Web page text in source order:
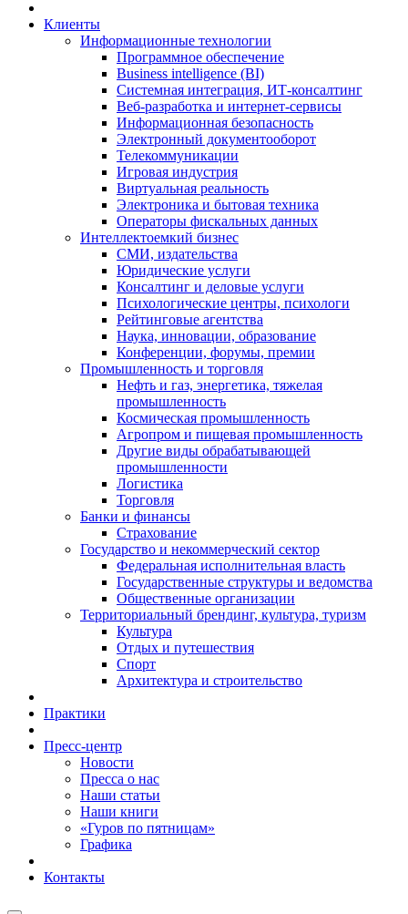
Клиенты
Информационные технологии
Программное обеспечение
Business intelligence (BI)
Системная интеграция, ИТ-консалтинг
Веб-разработка и интернет-сервисы
Информационная безопасность
Электронный документооборот
Телекоммуникации
Игровая индустрия
Виртуальная реальность
Электроника и бытовая техника
Операторы фискальных данных
Интеллектоемкий бизнес
СМИ, издательства
Юридические услуги
Консалтинг и деловые услуги
Психологические центры, психологи
Рейтинговые агентства
Наука, инновации, образование
Конференции, форумы, премии
Промышленность и торговля
Нефть и газ, энергетика, тяжелая
промышленность
Космическая промышленность
Агропром и пищевая промышленность
Другие виды обрабатывающей
промышленности
Логистика
Торговля
Банки и финансы
Страхование
Государство и некоммерческий сектор
Федеральная исполнительная власть
Государственные структуры и ведомства
Общественные организации
Территориальный брендинг, культура, туризм
Культура
Отдых и путешествия
Спорт
Архитектура и строительство
Практики
Пресс-центр
Новости
Пресса о нас
Наши статьи
Наши книги
«Гуров по пятницам»
Графика
Контакты